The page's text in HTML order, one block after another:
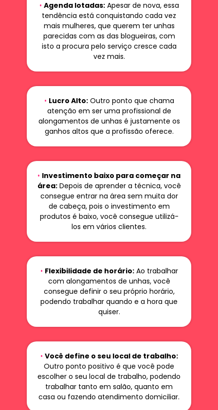
• Agenda lotadas:Apesar de nova, essa
tendência está conquistando cada vez
mais mulheres, que querem ter unhas
parecidas com as das blogueiras, com
isto a procura pelo serviço cresce cada
vez mais.
• Lucro Alto:Outro ponto que chama
atenção em ser uma profissional de
alongamentos de unhas é justamente os
ganhos altos que a profissão oferece.
• Investimento baixo para começar na
área:Depois de aprender a técnica, você
consegue entrar na área sem muita dor
de cabeça, pois o investimento em
produtos é baixo, você consegue utilizá-
los em vários clientes.
• Flexibilidade de horário:Ao trabalhar
com alongamentos de unhas, você
consegue definir o seu próprio horário,
podendo trabalhar quando e a hora que
quiser.
• Você define o seu local de trabalho:
Outro ponto positivo é que você pode
escolher o seu local de trabalho, podendo
trabalhar tanto em salão, quanto em
casa ou fazendo atendimento domiciliar.